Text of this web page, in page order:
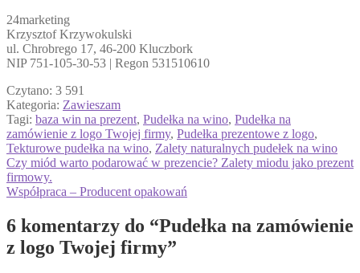
24marketing
Krzysztof Krzywokulski
ul. Chrobrego 17, 46-200 Kluczbork
NIP 751-105-30-53 | Regon 531510610
Czytano: 3 591
Kategoria: Zawieszam
Tagi: baza win na prezent, Pudełka na wino, Pudełka na
zamówienie z logo Twojej firmy, Pudełka prezentowe z logo,
Tekturowe pudełka na wino, Zalety naturalnych pudełek na wino
Nawigacja
wpisu
Poprzedni
wpis:
Czy miód warto podarować w prezencie? Zalety miodu jako prezent
firmowy.
Następny
Współpraca – Producent opakowań
6 komentarzy do “Pudełka na zamówienie
z logo Twojej firmy”